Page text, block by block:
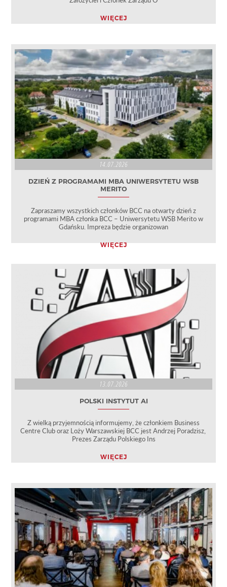
WIĘCEJ
14.07.2026
DZIEŃ Z PROGRAMAMI MBA UNIWERSYTETU WSB
MERITO
Zapraszamy wszystkich członków BCC na otwarty dzień z
programami MBA członka BCC – Uniwersytetu WSB Merito w
Gdańsku. Impreza będzie organizowan
WIĘCEJ
13.07.2026
POLSKI INSTYTUT AI
Z wielką przyjemnością informujemy, że członkiem Business
Centre Club oraz Loży Warszawskiej BCC jest Andrzej Poradzisz,
Prezes Zarządu Polskiego Ins
WIĘCEJ